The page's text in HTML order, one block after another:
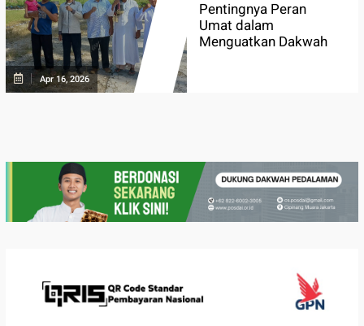
Apr 16, 2026
Pentingnya Peran
Umat dalam
Menguatkan Dakwah